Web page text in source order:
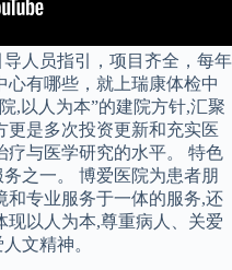
人员指引，项目齐全，每年
有哪些，就上瑞康体检中
,以人为本”的建院方针,汇聚
更是多次投资更新和充实医
疗与医学研究的水平。 特色
之一。 博爱医院为患者朋
和专业服务于一体的服务,还
现以人为本,尊重病人、关爱
文精神。